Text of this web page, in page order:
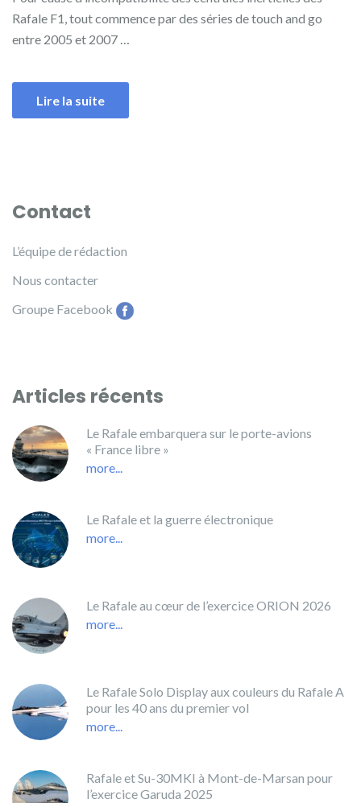
Rafale F1, tout commence par des séries de touch and go
entre 2005 et 2007 …
Lire la suite
Contact
L’équipe de rédaction
Nous contacter
Groupe Facebook
Articles récents
Le Rafale embarquera sur le porte-avions
« France libre »
more...
Le Rafale et la guerre électronique
more...
Le Rafale au cœur de l’exercice ORION 2026
more...
Le Rafale Solo Display aux couleurs du Rafale A
pour les 40 ans du premier vol
more...
Rafale et Su-30MKI à Mont-de-Marsan pour
l’exercice Garuda 2025